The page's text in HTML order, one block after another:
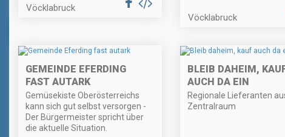
Vöcklabruck
Vöcklabruck
GEMEINDE EFERDING
FAST AUTARK
Gemüsekiste Oberösterreichs
kann sich gut selbst versorgen -
Der Bürgermeister spricht über
die aktuelle Situation.
BLEIB DAHEIM,
AUCH DA EIN
Regionale Lieferanten
Zentralraum